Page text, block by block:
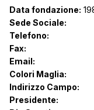
Data fondazione:
Sede Sociale:
Telefono:
Fax:
Email:
Colori Maglia:
Indirizzo Campo:
Presidente: